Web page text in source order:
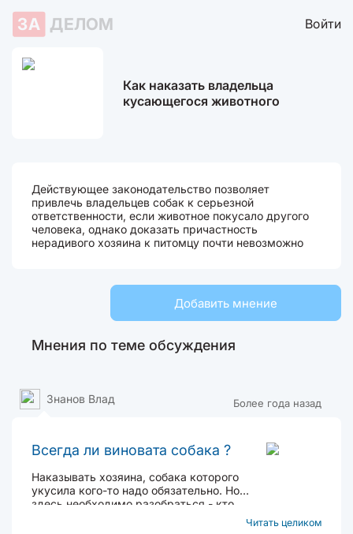
ЗА ДЕЛОМ Войти
Как наказать владельца
кусающегося животного
Действующее законодательство позволяет
привлечь владельцев собак к серьезной
ответственности, если животное покусало другого
человека, однако доказать причастность
нерадивого хозяина к питомцу почти невозможно
Добавить мнение
Мнения по теме обсуждения
Более года назад
Знанов Влад
Всегда ли виновата собака ?
Наказывать хозяина, собака которого
укусила кого-то надо обязательно. Но
здесь необходимо разобраться - кто
виноват? Иногда ни собака, ни хозяин , вЧитать целиком